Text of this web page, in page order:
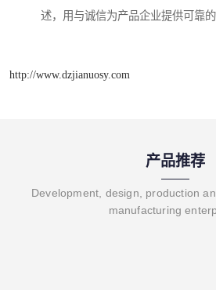
述，用与诚信为产品企业提供可靠的
http://www.dzjianuosy.com
产品推荐
Development, design, production
manufacturing